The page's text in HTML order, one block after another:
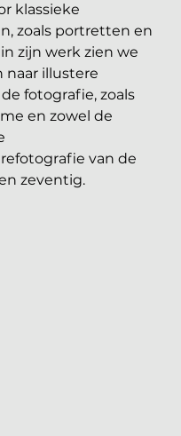
klassieke
zoals portretten en
zijn werk zien we
naar illustere
fotografie, zoals
en zowel de
van de
zeventig.